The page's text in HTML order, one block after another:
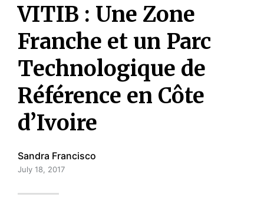
VITIB : Une Zone
Franche et un Parc
Technologique de
Référence en Côte
d’Ivoire
Sandra Francisco
July 18, 2017